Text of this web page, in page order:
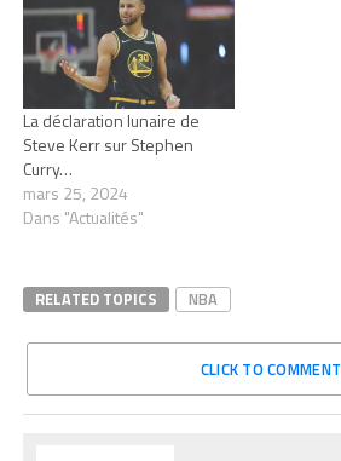
La déclaration lunaire de
Steve Kerr sur Stephen
Curry…
mars 25, 2024
Dans "Actualités"
RELATED TOPICS NBA
CLICK TO COMMENT